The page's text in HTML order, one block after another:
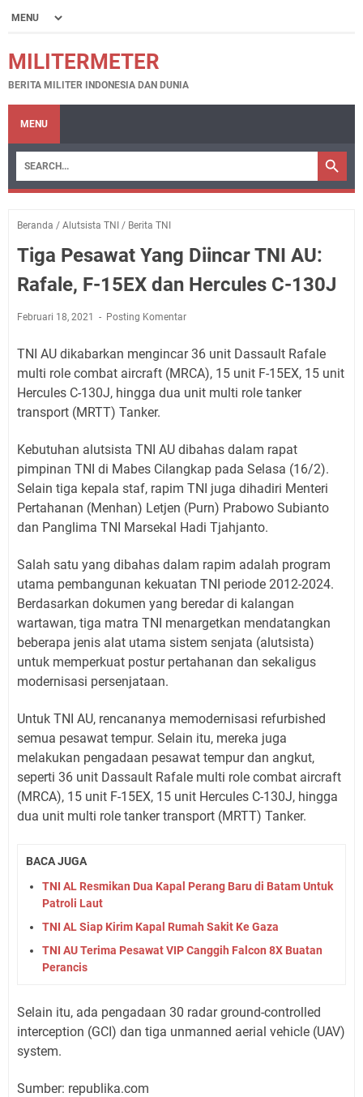
MILITERMETER
BERITA MILITER INDONESIA DAN DUNIA
MENU
Beranda / Alutsista TNI / Berita TNI
Tiga Pesawat Yang Diincar TNI AU:
Rafale, F-15EX dan Hercules C-130J
Februari 18, 2021 Posting Komentar
TNI AU dikabarkan mengincar 36 unit Dassault Rafale
multi role combat aircraft (MRCA), 15 unit F-15EX, 15 unit
Hercules C-130J, hingga dua unit multi role tanker
transport (MRTT) Tanker.
Kebutuhan alutsista TNI AU dibahas dalam rapat
pimpinan TNI di Mabes Cilangkap pada Selasa (16/2).
Selain tiga kepala staf, rapim TNI juga dihadiri Menteri
Pertahanan (Menhan) Letjen (Purn) Prabowo Subianto
dan Panglima TNI Marsekal Hadi Tjahjanto.
Salah satu yang dibahas dalam rapim adalah program
utama pembangunan kekuatan TNI periode 2012-2024.
Berdasarkan dokumen yang beredar di kalangan
wartawan, tiga matra TNI menargetkan mendatangkan
beberapa jenis alat utama sistem senjata (alutsista)
untuk memperkuat postur pertahanan dan sekaligus
modernisasi persenjataan.
Untuk TNI AU, rencananya memodernisasi refurbished
semua pesawat tempur. Selain itu, mereka juga
melakukan pengadaan pesawat tempur dan angkut,
seperti 36 unit Dassault Rafale multi role combat aircraft
(MRCA), 15 unit F-15EX, 15 unit Hercules C-130J, hingga
dua unit multi role tanker transport (MRTT) Tanker.
BACA JUGA
TNI AL Resmikan Dua Kapal Perang Baru di Batam Untuk
Patroli Laut
TNI AL Siap Kirim Kapal Rumah Sakit Ke Gaza
TNI AU Terima Pesawat VIP Canggih Falcon 8X Buatan
Perancis
Selain itu, ada pengadaan 30 radar ground-controlled
interception (GCI) dan tiga unmanned aerial vehicle (UAV)
system.
Sumber: republika.com